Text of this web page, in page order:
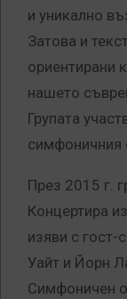
и уникално
Затова и
ориентирани
нашето
Групата
симфоничния
През 2015 г.
Концертира
изяви с
Уайт и Йорн
Симфоничен